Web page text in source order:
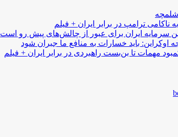
شلمچه
ناکامی ترامپ در برابر ایران + فیلم
سرمایه ایران برای عبور از چالش‌های پیش رو است
اوکراین: باید خسارات به منافع ما جبران شود
مهمات تا بن‌بست راهبردی در برابر ایران + فیلم